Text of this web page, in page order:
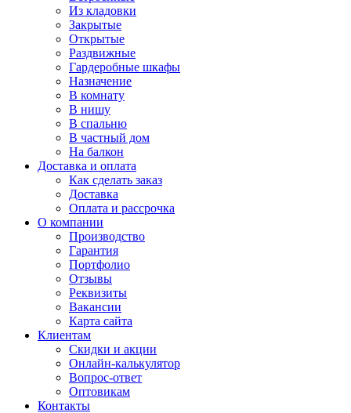
Из кладовки
Закрытые
Открытые
Раздвижные
Гардеробные шкафы
Назначение
В комнату
В нишу
В спальню
В частный дом
На балкон
Доставка и оплата
Как сделать заказ
Доставка
Оплата и рассрочка
О компании
Производство
Гарантия
Портфолио
Отзывы
Реквизиты
Вакансии
Карта сайта
Клиентам
Скидки и акции
Онлайн-калькулятор
Вопрос-ответ
Оптовикам
Контакты